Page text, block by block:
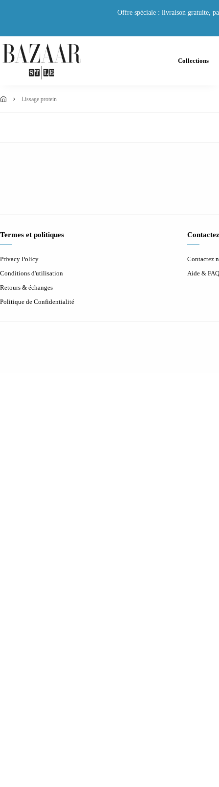
Offre spéciale : livraison gratuite,
Collections
lissage protein
Termes et politiques
Privacy Policy
Conditions d'utilisation
Retours & échanges
Politique de Confidentialité
Contactez
Aide & FAQ